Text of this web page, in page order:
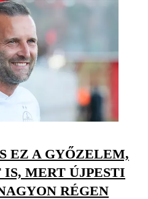
EZ A GYŐZELEM,
MERT ÚJPESTI
RÉGEN